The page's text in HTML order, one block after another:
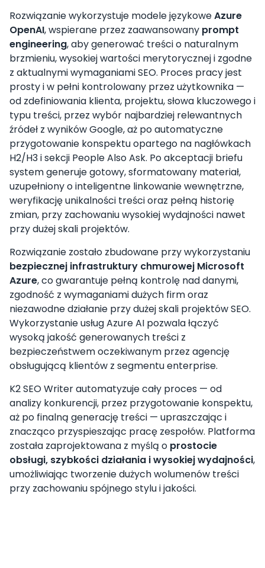
Rozwiązanie wykorzystuje modele językoweAzure
OpenAI, wspierane przez zaawansowany prompt
engineering, aby generować treści o naturalnym
brzmieniu, wysokiej wartości merytorycznej i zgodne
z aktualnymi wymaganiami SEO. Proces pracy jest
prosty i w pełni kontrolowany przez użytkownika —
od zdefiniowania klienta, projektu, słowa kluczowego i
typu treści, przez wybór najbardziej relewantnych
źródeł z wyników Google, aż po automatyczne
przygotowanie konspektu opartego na nagłówkach
H2/H3 i sekcji People Also Ask. Po akceptacji briefu
system generuje gotowy, sformatowany materiał,
uzupełniony o inteligentne linkowanie wewnętrzne,
weryfikację unikalności treści oraz pełną historię
zmian, przy zachowaniu wysokiej wydajności nawet
przy dużej skali projektów.
Rozwiązanie zostało zbudowane przy wykorzystaniu
bezpiecznej infrastruktury chmurowej Microsoft
Azure, co gwarantuje pełną kontrolę nad danymi,
zgodność z wymaganiami dużych firm oraz
niezawodne działanie przy dużej skali projektów SEO.
Wykorzystanie usług Azure AI pozwala łączyć
wysoką jakość generowanych treści z
bezpieczeństwem oczekiwanym przez agencję
obsługującą klientów z segmentu enterprise.
K2 SEO Writer automatyzuje cały proces — od
analizy konkurencji, przez przygotowanie konspektu,
aż po finalną generację treści — upraszczając i
znacząco przyspieszając pracę zespołów. Platforma
została zaprojektowana z myślą o prostocie
obsługi, szybkości działania i wysokiej wydajności,
umożliwiając tworzenie dużych wolumenów treści
przy zachowaniu spójnego stylu i jakości.